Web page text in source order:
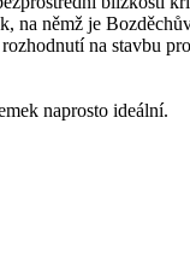
na němž je
na stavbu
naprosto ideální.